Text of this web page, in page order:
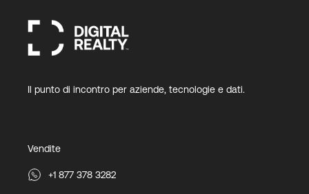
Il punto di incontro per aziende, tecnologie e dati.
Vendite
+1 877 378 3282